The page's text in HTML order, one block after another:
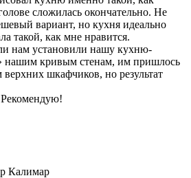
сложилась окончательно. Не
вариант, но кухня идеально
такой, как мне нравится.
нам установили нашу кухню-
нашим кривым стенам, им пришлось
шкафчиков, но результат
Калимар